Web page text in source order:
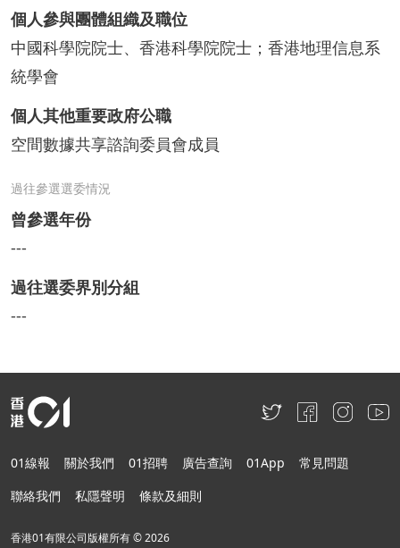
個人參與團體組織及職位
中國科學院院士、香港科學院院士；香港地理信息系
統學會
個人其他重要政府公職
空間數據共享諮詢委員會成員
過往參選選委情況
曾參選年份
---
過往選委界別分組
---
01線報 關於我們 01招聘 廣告查詢 01App
常見問題
聯絡我們
私隱聲明 條款及細則
香港01有限公司版權所有 ©2026